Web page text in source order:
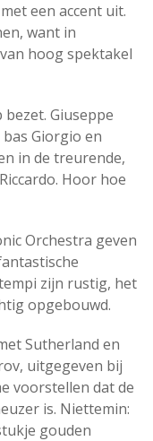
een accent uit.
want in
hoog spektakel
Giuseppe
Giorgio en
in de treurende,
Hoor hoe
Orchestra geven
zijn rustig, het
opgebouwd.
Sutherland en
uitgegeven bij
voorstellen dat de
is. Niettemin:
gouden